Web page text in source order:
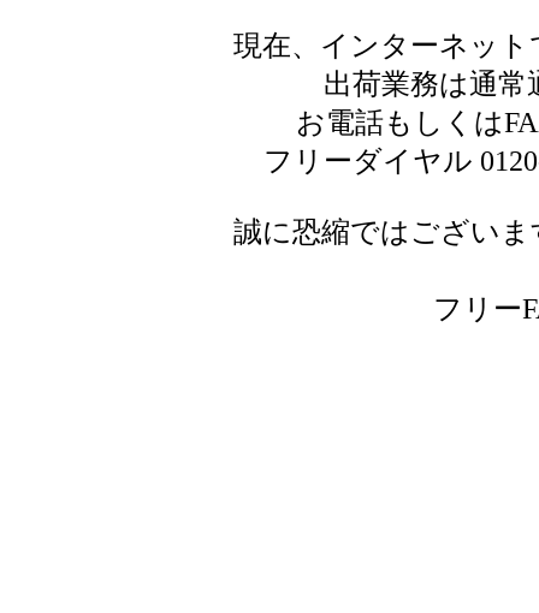
現在、インターネッ
出荷業務は通
お電話もしくは
フリーダイヤル
誠に恐縮ではござい
フリー